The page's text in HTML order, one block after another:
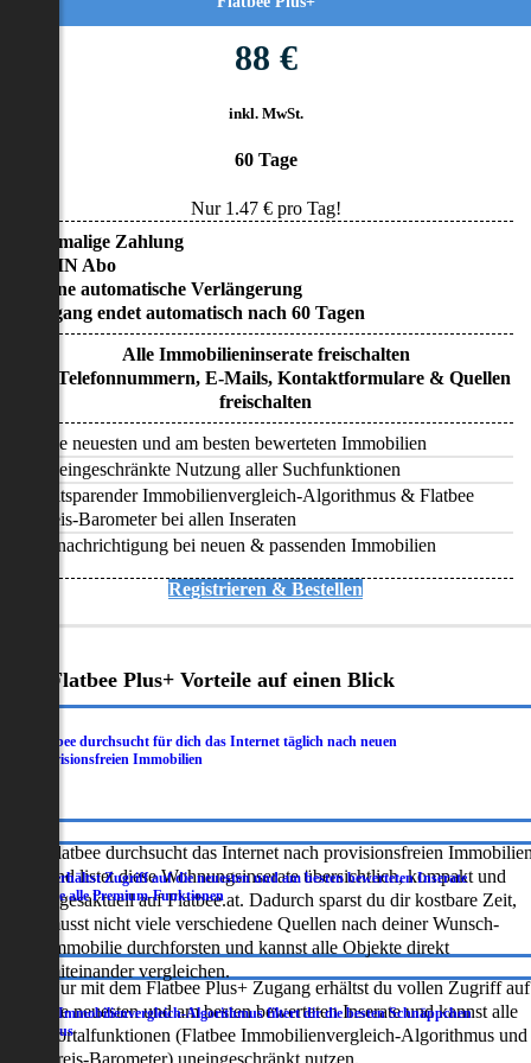
88 €
inkl. MwSt.
60 Tage
Nur 1.47€ pro Tag!
• Einmalige Zahlung
• KEIN Abo
• Keine automatische Verlängerung
• Zugang endet automatisch nach 60 Tagen
Alle Immobilieninserate freischalten
Alle Telefonnummern, E-Mails, Kontaktformulare & Quellen
freischalten
Alle neuesten und am besten bewerteten Immobilien
Uneingeschränkte Nutzung aller Suchfunktionen
Zeitsparender Immobilienvergleich-Algorithmus & Flatbee
Preis-Barometer bei allen Inseraten
Benachrichtigung bei neuen & passenden Immobilien
Registrieren & Bestellen
Flatbee Plus+ Vorteile auf einen Blick
Flatbee durchsucht für dich das Internet täglich nach neuen
provisionsfreien Immobilien
Flatbee durchsucht das Internet nach provisionsfreien
und listet diese Wohnungsinserate übersichtlich, kompakt und
tagesaktuell auf Flatbee.at. Dadurch sparst du dir kostbare Zeit,
musst nicht viele verschiedene Quellen nach deiner Wunsch-
Immobilie durchforsten und kannst alle Objekte direkt
miteinander vergleichen.
Du erhältst Zugriff auf die neuesten und am besten bewerteten Inserate
sowie alle Premium-Funktionen
Nur mit dem Flatbee Plus+ Zugang erhältst du vollen Zugriff auf
die neuesten und am besten bewerteten Inserate und kannst alle
Portalfunktionen (Flatbee Immobilienvergleich-Algorithmus und
Der Immobilienvergleich-Algorithmus filtert dir die besten Schnäppchen
heraus